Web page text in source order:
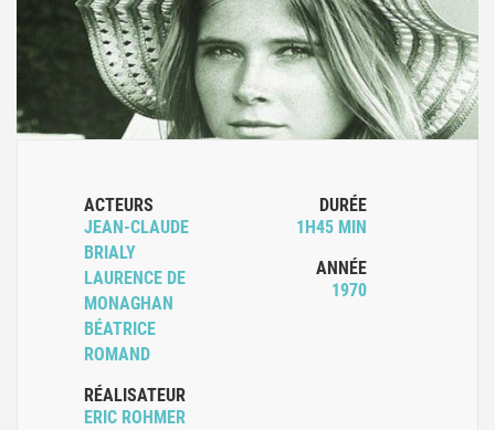
ACTEURS
JEAN-CLAUDE
BRIALY
LAURENCE DE
MONAGHAN
BÉATRICE
ROMAND
RÉALISATEUR
ERIC ROHMER
DURÉE
1H45 MIN
ANNÉE
1970